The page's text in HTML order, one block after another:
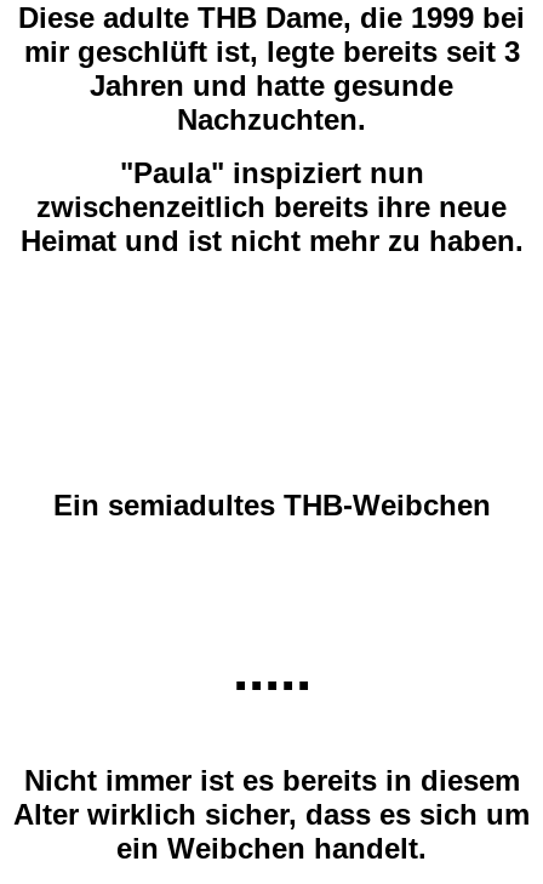
Diese adulte THB Dame, die 1999 bei
mir geschlüft ist, legte bereits seit 3
Jahren und hatte gesunde
Nachzuchten.
"Paula" inspiziert nun
zwischenzeitlich bereits ihre neue
Heimat und ist nicht mehr zu haben.
Ein semiadultes THB-Weibchen
.....
Nicht immer ist es bereits in diesem
Alter wirklich sicher, dass es sich um
ein Weibchen handelt.